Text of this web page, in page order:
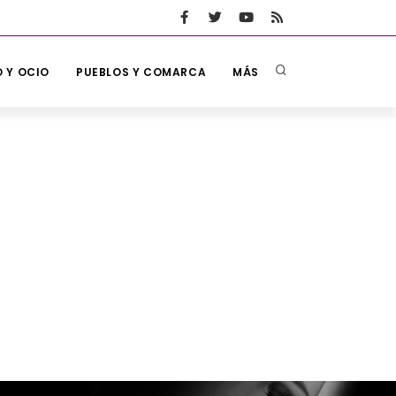
Y OCIO PUEBLOS Y COMARCA MÁS